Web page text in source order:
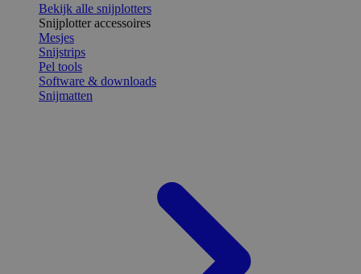
Bekijk alle snijplotters
Snijplotter accessoires
Mesjes
Snijstrips
Pel tools
Software & downloads
Snijmatten